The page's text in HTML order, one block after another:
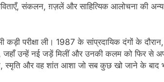
संकलन, ग़ज़लें और साहित्यिक आलोचना की अन्य
परीक्षा ली। 1987 के सांप्रदायिक दंगों के
जहाँ उन्हें नई जड़ें मिलीं और उनकी कलम को फिर से
और वह शांत आशा जो सब कुछ खो जाने के बाद